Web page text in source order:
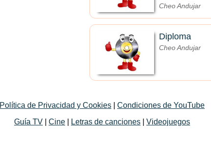
Cheo Andujar
Diploma
Cheo Andujar
Política de Privacidad y Cookies
Condiciones de YouTube
Guía TV
Cine Letras de canciones Videojuegos